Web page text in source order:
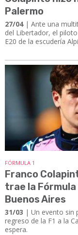
Palermo
27/04| ​​​​​​​Ante una
del Libertador, el
E20 de la escudería
FÓRMULA 1
Franco
trae la Fórmula
Buenos Aires
31/03 | Un evento sin
regreso de la F1 a la
espera.